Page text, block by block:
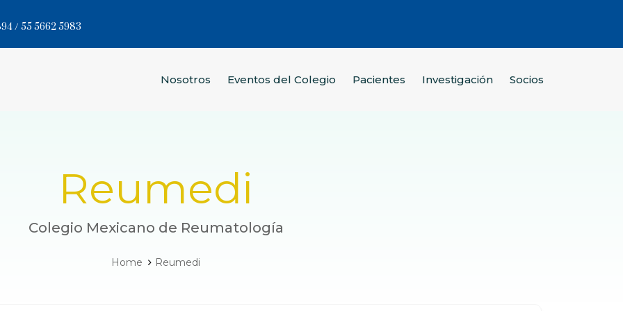
/ 55 5662 5983
Nosotros Eventos del Colegio Pacientes Investigación Socios
Reumedi
Colegio Mexicano de Reumatología
Home Reumedi